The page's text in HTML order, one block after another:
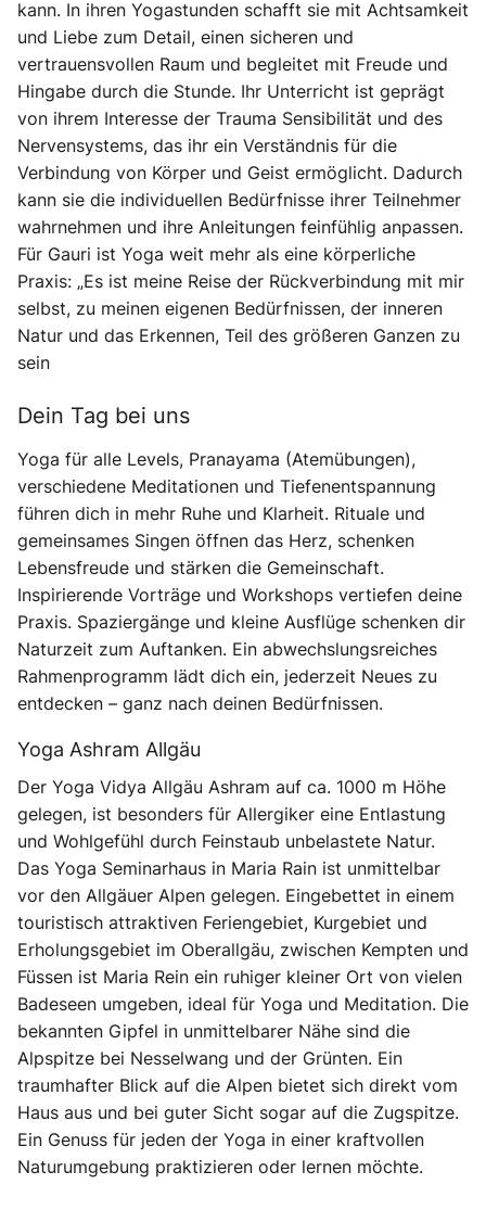
kann. In ihren Yogastunden schafft sie mit Achtsamkeit
und Liebe zum Detail, einen sicheren und
vertrauensvollen Raum und begleitet mit Freude und
Hingabe durch die Stunde. Ihr Unterricht ist geprägt
von ihrem Interesse der Trauma Sensibilität und des
Nervensystems, das ihr ein Verständnis für die
Verbindung von Körper und Geist ermöglicht. Dadurch
kann sie die individuellen Bedürfnisse ihrer Teilnehmer
wahrnehmen und ihre Anleitungen feinfühlig anpassen.
Für Gauri ist Yoga weit mehr als eine körperliche
Praxis: „Es ist meine Reise der Rückverbindung mit mir
selbst, zu meinen eigenen Bedürfnissen, der inneren
Natur und das Erkennen, Teil des größeren Ganzen zu
sein
Dein Tag bei uns
Yoga für alle Levels, Pranayama (Atemübungen),
verschiedene Meditationen und Tiefenentspannung
führen dich in mehr Ruhe und Klarheit. Rituale und
gemeinsames Singen öffnen das Herz, schenken
Lebensfreude und stärken die Gemeinschaft.
Inspirierende Vorträge und Workshops vertiefen deine
Praxis. Spaziergänge und kleine Ausflüge schenken dir
Naturzeit zum Auftanken. Ein abwechslungsreiches
Rahmenprogramm lädt dich ein, jederzeit Neues zu
entdecken – ganz nach deinen Bedürfnissen.
Yoga Ashram Allgäu
Der Yoga Vidya Allgäu Ashram auf ca. 1000 m Höhe
gelegen, ist besonders für Allergiker eine Entlastung
und Wohlgefühl durch Feinstaub unbelastete Natur.
Das Yoga Seminarhaus in Maria Rain ist unmittelbar
vor den Allgäuer Alpen gelegen. Eingebettet in einem
touristisch attraktiven Feriengebiet, Kurgebiet und
Erholungsgebiet im Oberallgäu, zwischen Kempten und
Füssen ist Maria Rein ein ruhiger kleiner Ort von vielen
Badeseen umgeben, ideal für Yoga und Meditation. Die
bekannten Gipfel in unmittelbarer Nähe sind die
Alpspitze bei Nesselwang und der Grünten. Ein
traumhafter Blick auf die Alpen bietet sich direkt vom
Haus aus und bei guter Sicht sogar auf die Zugspitze.
Ein Genuss für jeden der Yoga in einer kraftvollen
Naturumgebung praktizieren oder lernen möchte.